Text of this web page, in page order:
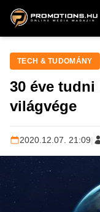
ZENE, FILM &
TECH & TUDOMÁNY
30 éve
világvége
2020.12.07. 21:09|